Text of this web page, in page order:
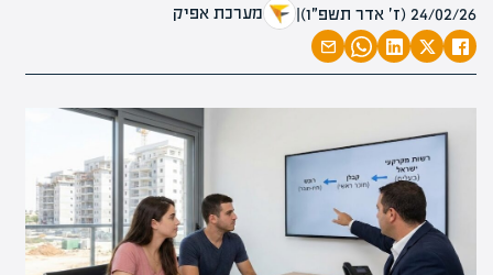
24/02/26 (ז׳ אדר תשפ״ו) | מערכת אפיק